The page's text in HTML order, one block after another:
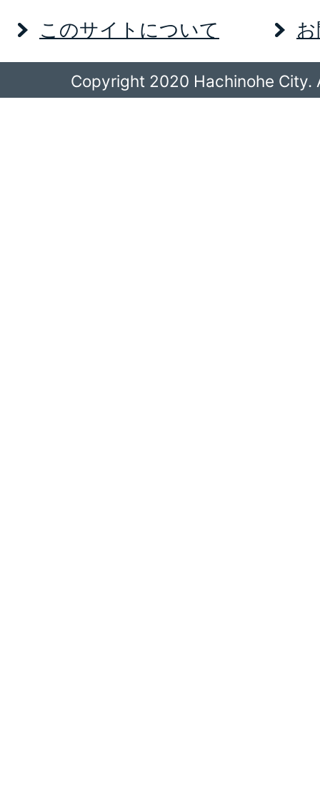
このサイトについて
Copyright 2020 Hachinohe City.